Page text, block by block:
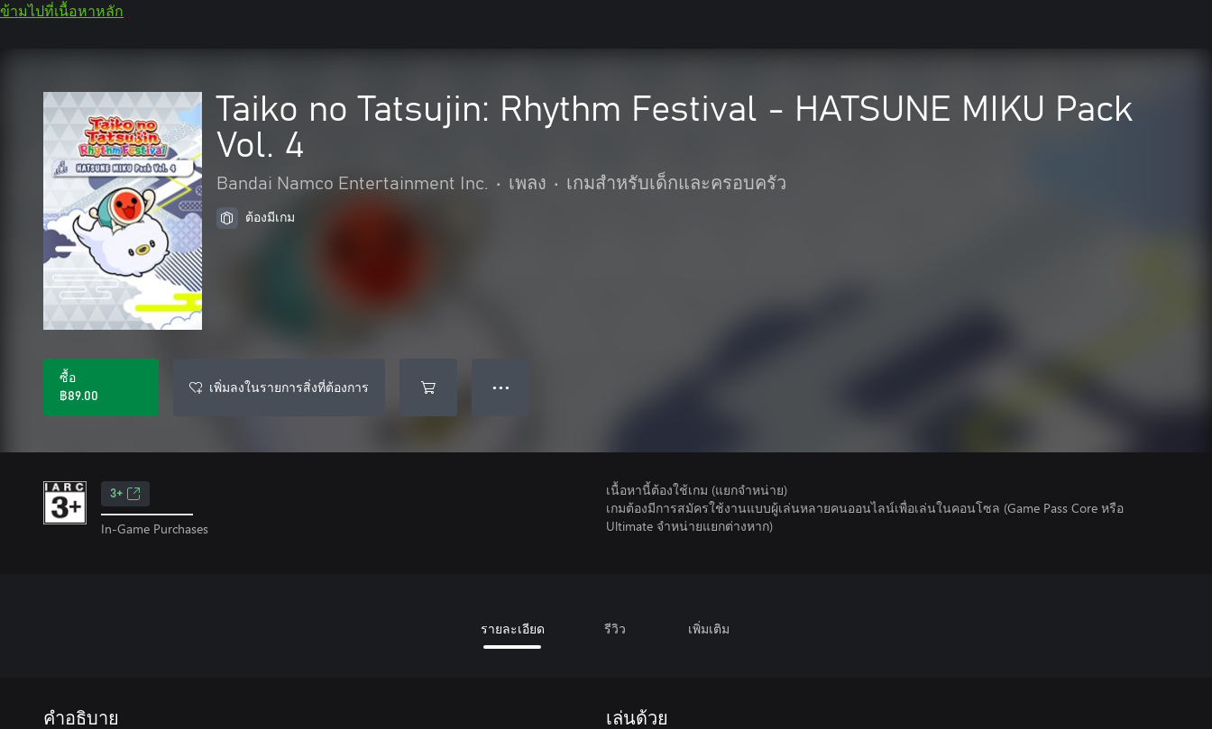
ข้ามไปที่เนื้อหาหลัก
Taiko no Tatsujin: Rhythm Festival - HATSUNE MIKU Pack
Vol. 4
Bandai Namco Entertainment Inc. • เพลง • เกมสำหรับเด็กและครอบครัว
ต้องมีเกม
ซื้อ
฿89.00
เพิ่มลงในรายการสิ่งที่ต้องการ ● ● ●
3+
In-Game Purchases
เนื้อหานี้ต้องใช้เกม (แยกจำหน่าย)
เกมต้องมีการสมัครใช้งานแบบผู้เล่นหลายคนออนไลน์เพื่อเล่นในคอนโซล (Game Pass Core หรือ
Ultimate จําหน่ายแยกต่างหาก)
รายละเอียด รีวิว เพิ่มเติม
คำอธิบาย เล่นด้วย